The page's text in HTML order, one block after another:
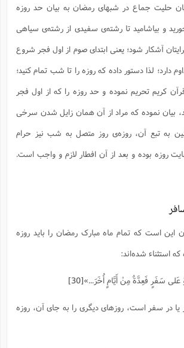
حلیت جماع در شبهای رمضان به بیان حد روزه
و بیاشامید تا رشته‌ی سفیدی از رشته‌ی سیاهی
آشکار شود؛ یعنی ابتدای صوم از اول فجر شروع
دارد؛ لذا دستور داده که روزه را تا شب تمام کنید؛
کریم تحریم نموده و حد روزه را که از اول فجر
بیان نموده که مراد از آن همان زایل شدن سرخی
به تبع آن، روزه‌ی روز متصل به شب نیز حرام
روزه بوده و بعد از آن افطار لازم و واجب است.
این است که تمام ماه مبارک رمضان را باید روزه‌
که استثناء شده‌اند:
سَفَرٍ فَعِدَّةٌ مِنْ أَیَّامٍ أُخَرَ...»[30]
در سفر است، روزهاى دیگرى را به جاى آن، روزه